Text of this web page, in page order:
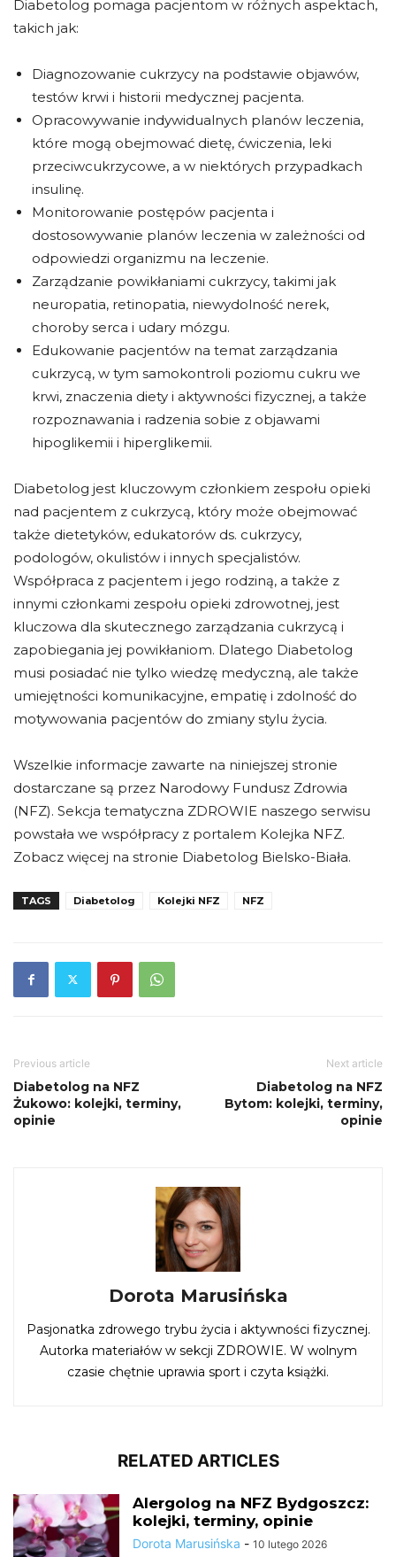
Diabetolog pomaga pacjentom w różnych aspektach,
takich jak:
Diagnozowanie cukrzycy na podstawie objawów,
testów krwi i historii medycznej pacjenta.
Opracowywanie indywidualnych planów leczenia,
które mogą obejmować dietę, ćwiczenia, leki
przeciwcukrzycowe, a w niektórych przypadkach
insulinę.
Monitorowanie postępów pacjenta i
dostosowywanie planów leczenia w zależności od
odpowiedzi organizmu na leczenie.
Zarządzanie powikłaniami cukrzycy, takimi jak
neuropatia, retinopatia, niewydolność nerek,
choroby serca i udary mózgu.
Edukowanie pacjentów na temat zarządzania
cukrzycą, w tym samokontroli poziomu cukru we
krwi, znaczenia diety i aktywności fizycznej, a także
rozpoznawania i radzenia sobie z objawami
hipoglikemii i hiperglikemii.
Diabetolog jest kluczowym członkiem zespołu opieki
nad pacjentem z cukrzycą, który może obejmować
także dietetyków, edukatorów ds. cukrzycy,
podologów, okulistów i innych specjalistów.
Współpraca z pacjentem i jego rodziną, a także z
innymi członkami zespołu opieki zdrowotnej, jest
kluczowa dla skutecznego zarządzania cukrzycą i
zapobiegania jej powikłaniom. Dlatego Diabetolog
musi posiadać nie tylko wiedzę medyczną, ale także
umiejętności komunikacyjne, empatię i zdolność do
motywowania pacjentów do zmiany stylu życia.
Wszelkie informacje zawarte na niniejszej stronie
dostarczane są przez Narodowy Fundusz Zdrowia
(NFZ). Sekcja tematyczna ZDROWIE naszego serwisu
powstała we współpracy z portalem Kolejka NFZ.
Zobacz więcej na stronie Diabetolog Bielsko-Biała.
TAGS Diabetolog Kolejki NFZ NFZ
Previous article
Diabetolog na NFZ
Żukowo: kolejki, terminy,
opinie
Next article
Diabetolog na NFZ
Bytom: kolejki, terminy,
opinie
Dorota Marusińska
Pasjonatka zdrowego trybu życia i aktywności fizycznej.
Autorka materiałów w sekcji ZDROWIE. W wolnym
czasie chętnie uprawia sport i czyta książki.
RELATED ARTICLES
Alergolog na NFZ Bydgoszcz:
kolejki, terminy, opinie
Dorota Marusińska - 10 lutego 2026